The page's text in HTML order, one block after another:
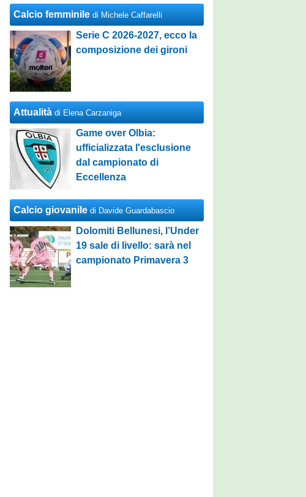
Calcio femminile di Michele Caffarelli
Serie C 2026-2027, ecco la
composizione dei gironi
Attualità di Elena Carzaniga
Game over Olbia:
ufficializzata l'esclusione
dal campionato di
Eccellenza
Calcio giovanile di Davide Guardabascio
Dolomiti Bellunesi, l’Under
19 sale di livello: sarà nel
campionato Primavera 3